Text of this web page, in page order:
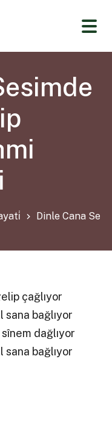
Dinle Cana
çağlıyor
bağlıyor
dağlıyor
bağlıyor